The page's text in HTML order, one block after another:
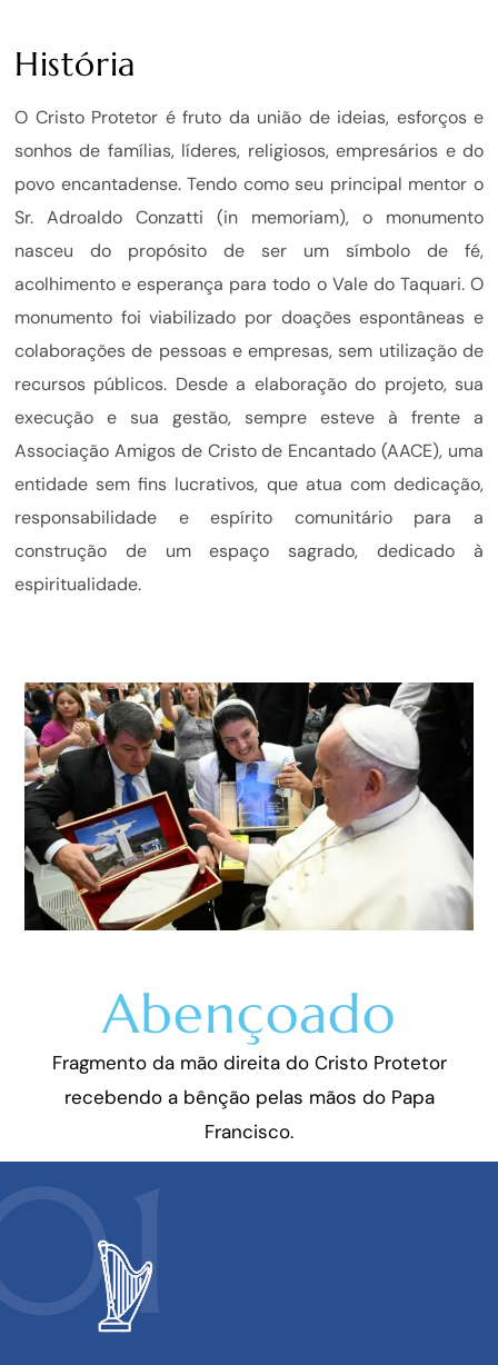
História
O Cristo Protetor é fruto da união de ideias, esforços e
sonhos de famílias, líderes, religiosos, empresários e do
povo encantadense. Tendo como seu principal mentor o
Sr. Adroaldo Conzatti (in memoriam), o monumento
nasceu do propósito de ser um símbolo de fé,
acolhimento e esperança para todo o Vale do Taquari. O
monumento foi viabilizado por doações espontâneas e
colaborações de pessoas e empresas, sem utilização de
recursos públicos. Desde a elaboração do projeto, sua
execução e sua gestão, sempre esteve à frente a
Associação Amigos de Cristo de Encantado (AACE), uma
entidade sem fins lucrativos, que atua com dedicação,
responsabilidade e espírito comunitário para a
construção de um espaço sagrado, dedicado à
espiritualidade.
Abençoado
Fragmento da mão direita do Cristo Protetor
recebendo a bênção pelas mãos do Papa
Francisco.